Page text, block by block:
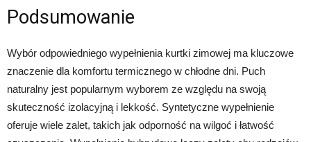
Podsumowanie
Wybór odpowiedniego wypełnienia kurtki zimowej ma kluczowe
znaczenie dla komfortu termicznego w chłodne dni. Puch
naturalny jest popularnym wyborem ze względu na swoją
skuteczność izolacyjną i lekkość. Syntetyczne wypełnienie
oferuje wiele zalet, takich jak odporność na wilgoć i łatwość